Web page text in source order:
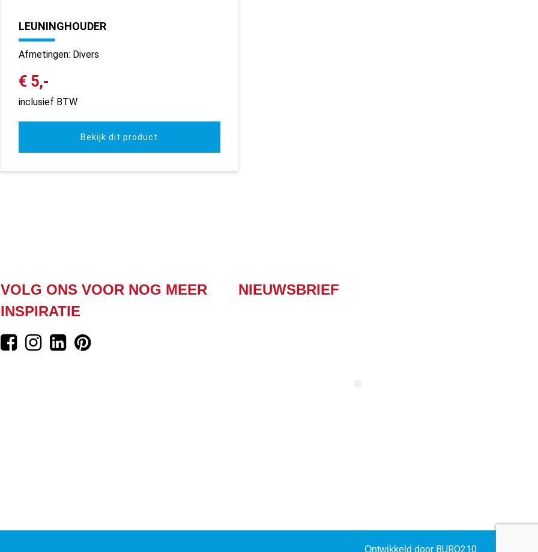
LEUNINGHOUDER
Afmetingen: Divers
€ 5,-
inclusief BTW
Bekijk dit product
VOLG ONS VOOR NOG MEER
INSPIRATIE
NIEUWSBRIEF
Ontwikkeld door BURO210